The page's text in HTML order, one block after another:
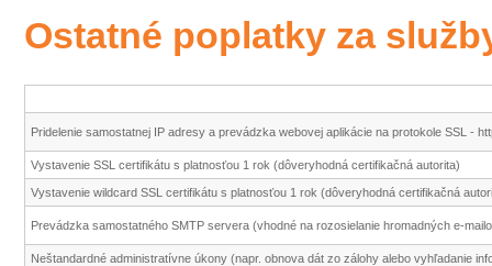
Ostatné poplatky za
Pridelenie samostatnej IP adresy a prevádzka webovej aplikácie na protokole SSL -
Vystavenie SSL certifikátu s platnosťou 1 rok (dôveryhodná certifikačná autorita)
Vystavenie wildcard SSL certifikátu s platnosťou 1 rok (dôveryhodná certifikačná
Prevádzka samostatného SMTP servera (vhodné na rozosielanie hromadných e-
Neštandardné administratívne úkony (napr. obnova dát zo zálohy alebo vyhľadanie